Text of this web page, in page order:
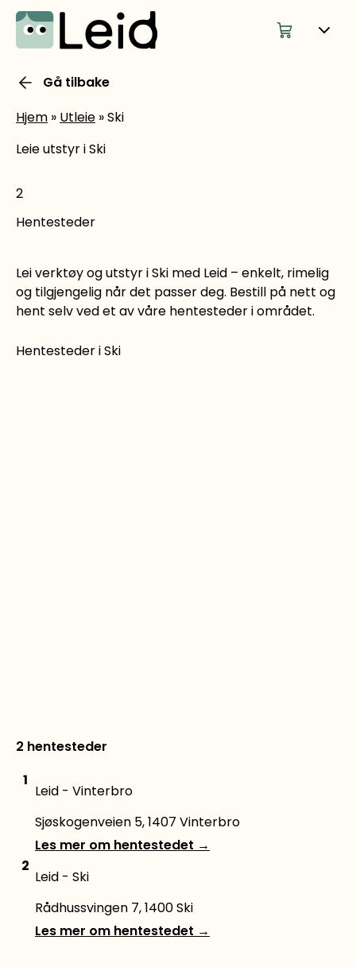
Gå tilbake
Hjem » Utleie »Ski
Leie utstyr i Ski
2
Hentesteder
Lei verktøy og utstyr i Ski med Leid – enkelt, rimelig
og tilgjengelig når det passer deg. Bestill på nett og
hent selv ved et av våre hentesteder i området.
Hentesteder i Ski
2 hentesteder
1
Leid - Vinterbro
Sjøskogenveien 5, 1407 Vinterbro
Les mer om hentestedet →
2
Leid - Ski
Rådhussvingen 7, 1400 Ski
Les mer om hentestedet →